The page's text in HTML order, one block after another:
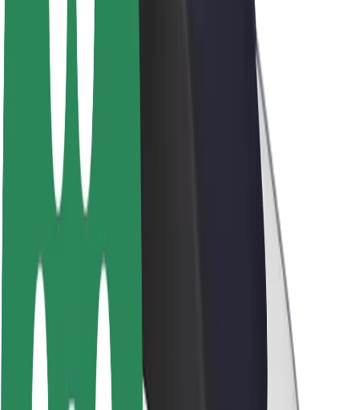
Cariere
Despre Bolt
Sustenabilitatea la Bolt
Proiectul Zero
Blog
Centrul de presă
Manual de brand
Relații cu investitorii
Conducere
Brand
Presă
Fondul Urban
Siguranță